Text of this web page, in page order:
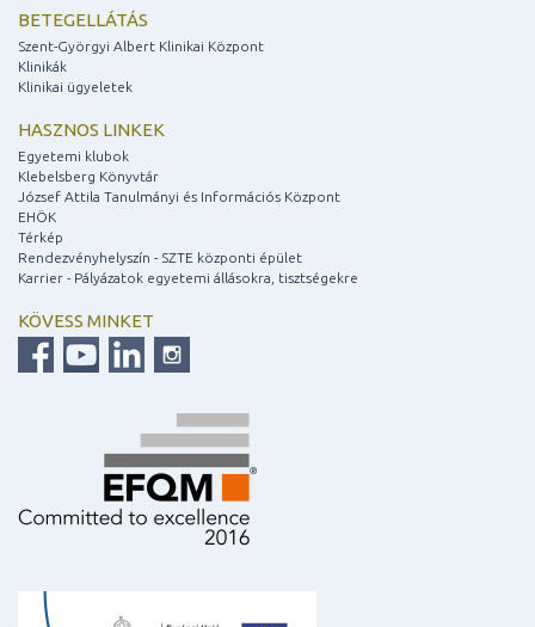
BETEGELLÁTÁS
Szent-Györgyi Albert Klinikai Központ
Klinikák
Klinikai ügyeletek
HASZNOS LINKEK
Egyetemi klubok
Klebelsberg Könyvtár
József Attila Tanulmányi és Információs Központ
EHÖK
Térkép
Rendezvényhelyszín - SZTE központi épület
Karrier - Pályázatok egyetemi állásokra, tisztségekre
KÖVESS MINKET